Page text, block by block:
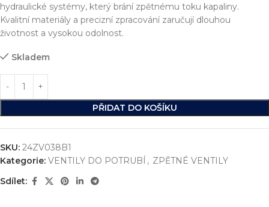
hydraulické systémy, který brání zpětnému toku kapaliny.
Kvalitní materiály a precizní zpracování zaručují dlouhou
životnost a vysokou odolnost.
Skladem
PŘIDAT DO KOŠÍKU
SKU: 24ZV038B1
Kategorie: VENTILY DO POTRUBÍ , ZPĚTNÉ VENTILY
Sdílet: